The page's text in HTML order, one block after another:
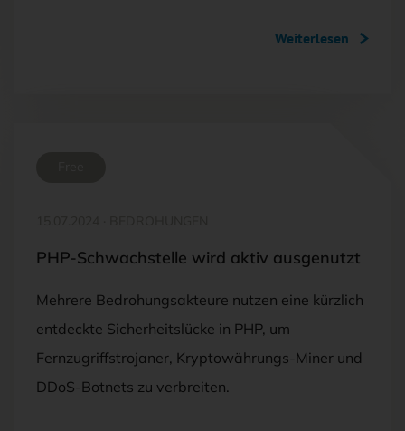
Weiterlesen
PHP-Schwachstelle wird aktiv ausgenutzt
Mehrere Bedrohungsakteure nutzen eine kürzlich
entdeckte Sicherheitslücke in PHP, um
Fernzugriffstrojaner, Kryptowährungs-Miner und
DDoS-Botnets zu verbreiten.